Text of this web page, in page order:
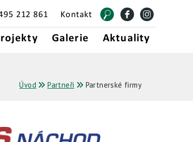
212 861 Kontakt
Galerie Aktuality
Úvod Partneři Partnerské firmy